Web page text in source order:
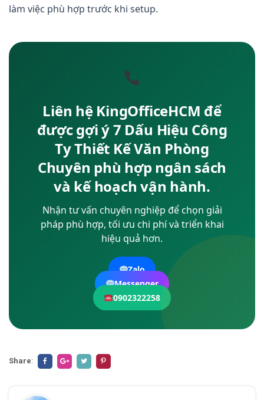
làm việc phù hợp trước khi setup.
Liên hệ KingOfficeHCM để
được gợi ý 7 Dấu Hiệu Công
Ty Thiết Kế Văn Phòng
Chuyên phù hợp ngân sách
và kế hoạch vận hành.
Nhận tư vấn chuyên nghiệp để chọn giải
pháp phù hợp, tối ưu chi phí và triển khai
hiệu quả hơn.
Zalo
Messenger
0902322258
Share: